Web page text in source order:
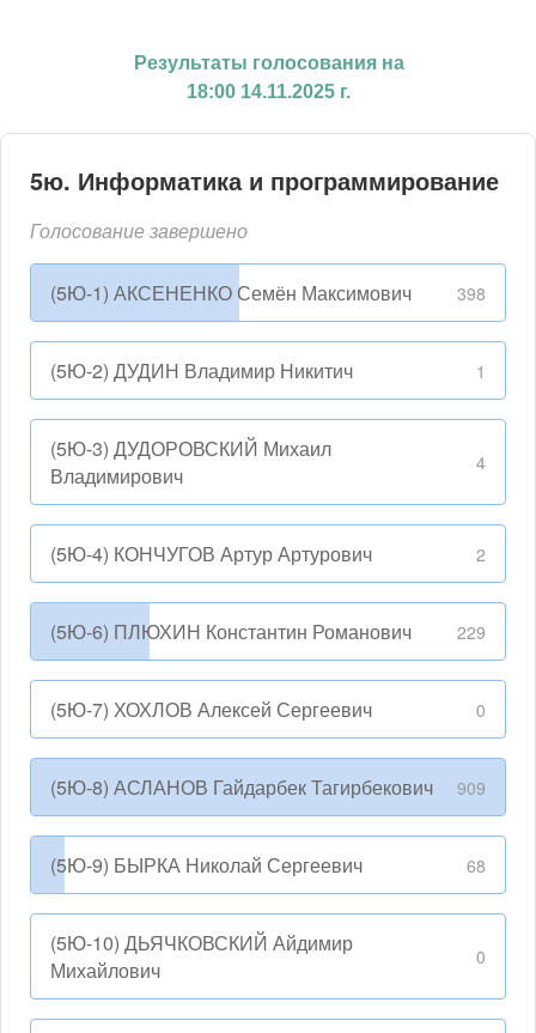
Результаты голосования на
18:00 14.11.2025 г.
5ю. Информатика и программирование
Голосование завершено
(5Ю-1) АКСЕНЕНКО Семён Максимович 398
(5Ю-2) ДУДИН Владимир Никитич 1
(5Ю-3) ДУДОРОВСКИЙ Михаил
Владимирович
4
(5Ю-4) КОНЧУГОВ Артур Артурович 2
(5Ю-6) ПЛЮХИН Константин Романович 229
(5Ю-7) ХОХЛОВ Алексей Сергеевич 0
(5Ю-8) АСЛАНОВ Гайдарбек Тагирбекович 909
(5Ю-9) БЫРКА Николай Сергеевич 68
(5Ю-10) ДЬЯЧКОВСКИЙ Айдимир
Михайлович
0